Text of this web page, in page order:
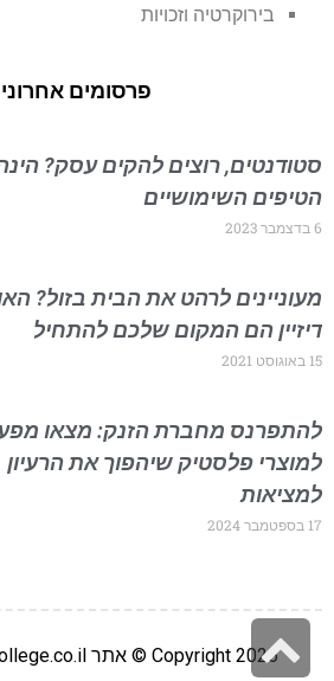
בירוקרטיה וזכויות
פרסומים
סטודנטים, רוצים להקים עסק?
הטיפים השימושיים
6 בדצמבר 2023
מעוניינים לרהט את הבית בזול?
דיזיין הם המקום שלכם להתחיל
15 באוגוסט 2021
להתפרנס מחברת הזנק: מצאו
למוצרי פלסטיק שיהפוך את הרעיון
למציאות
17 בספטמבר 2024
Copyright 2026 © אתר https://leader-college.co.il/
גלילה